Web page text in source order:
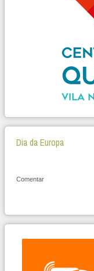
Dia da Europa
Comentar